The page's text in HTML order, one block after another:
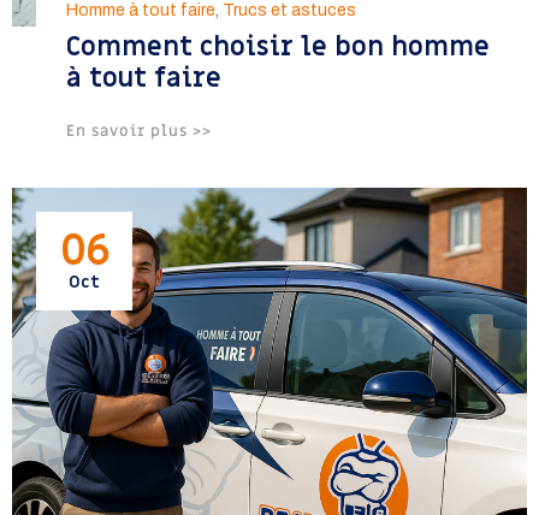
Homme à tout faire, Trucs et astuces
Comment choisir le bon homme
à tout faire
En savoir plus >>
06
Oct